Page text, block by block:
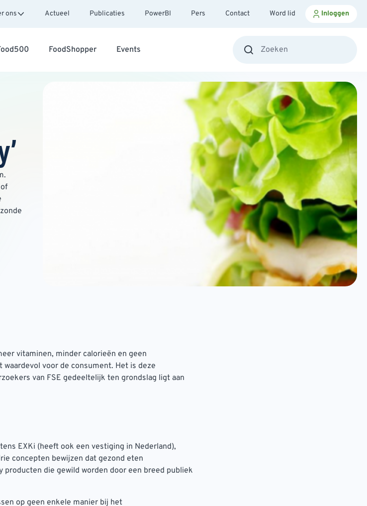
ons Actueel Publicaties PowerBI Pers Contact Word lid Inloggen
FoodShopper Events
vitaminen, minder calorieën en geen
voor de consument. Het is deze
van FSE gedeeltelijk ten grondslag ligt aan
EXKi (heeft ook een vestiging in Nederland),
concepten bewijzen dat gezond eten
producten die gewild worden door een breed publiek
op geen enkele manier bij het